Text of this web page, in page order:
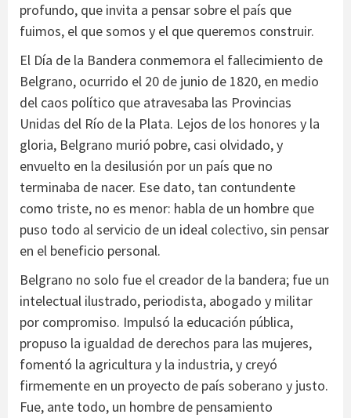
profundo, que invita a pensar sobre el país que
fuimos, el que somos y el que queremos construir.
El Día de la Bandera conmemora el fallecimiento de
Belgrano, ocurrido el 20 de junio de 1820, en medio
del caos político que atravesaba las Provincias
Unidas del Río de la Plata. Lejos de los honores y la
gloria, Belgrano murió pobre, casi olvidado, y
envuelto en la desilusión por un país que no
terminaba de nacer. Ese dato, tan contundente
como triste, no es menor: habla de un hombre que
puso todo al servicio de un ideal colectivo, sin pensar
en el beneficio personal.
Belgrano no solo fue el creador de la bandera; fue un
intelectual ilustrado, periodista, abogado y militar
por compromiso. Impulsó la educación pública,
propuso la igualdad de derechos para las mujeres,
fomentó la agricultura y la industria, y creyó
firmemente en un proyecto de país soberano y justo.
Fue, ante todo, un hombre de pensamiento